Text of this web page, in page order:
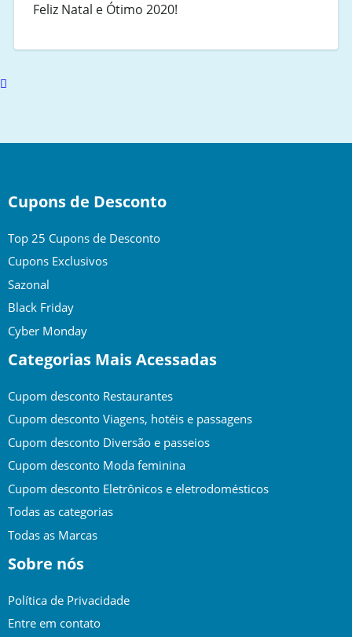
Feliz Natal e Ótimo 2020!
Scroll
Cupons de Desconto
Top 25 Cupons de Desconto
Cupons Exclusivos
Sazonal
Black Friday
Cyber Monday
Categorias Mais Acessadas
Cupom desconto Restaurantes
Cupom desconto Viagens, hotéis e passagens
Cupom desconto Diversão e passeios
Cupom desconto Moda feminina
Cupom desconto Eletrônicos e eletrodomésticos
Todas as categorias
Todas as Marcas
Sobre nós
Política de Privacidade
Entre em contato